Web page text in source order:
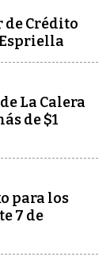
de Crédito
La Calera
de $1
para los
7 de